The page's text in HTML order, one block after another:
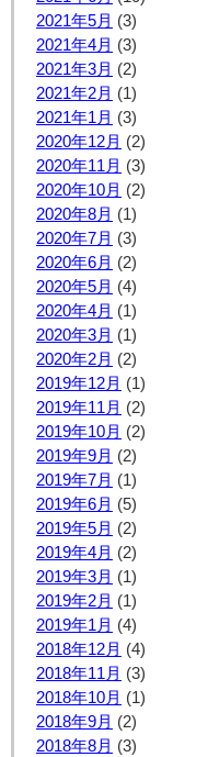
2021年5月 (3)
2021年4月 (3)
2021年3月 (2)
2021年2月 (1)
2021年1月 (3)
2020年12月 (2)
2020年11月 (3)
2020年10月 (2)
2020年8月 (1)
2020年7月 (3)
2020年6月 (2)
2020年5月 (4)
2020年4月 (1)
2020年3月 (1)
2020年2月 (2)
2019年12月 (1)
2019年11月 (2)
2019年10月 (2)
2019年9月 (2)
2019年7月 (1)
2019年6月 (5)
2019年5月 (2)
2019年4月 (2)
2019年3月 (1)
2019年2月 (1)
2019年1月 (4)
2018年12月 (4)
2018年11月 (3)
2018年10月 (1)
2018年9月 (2)
2018年8月 (3)